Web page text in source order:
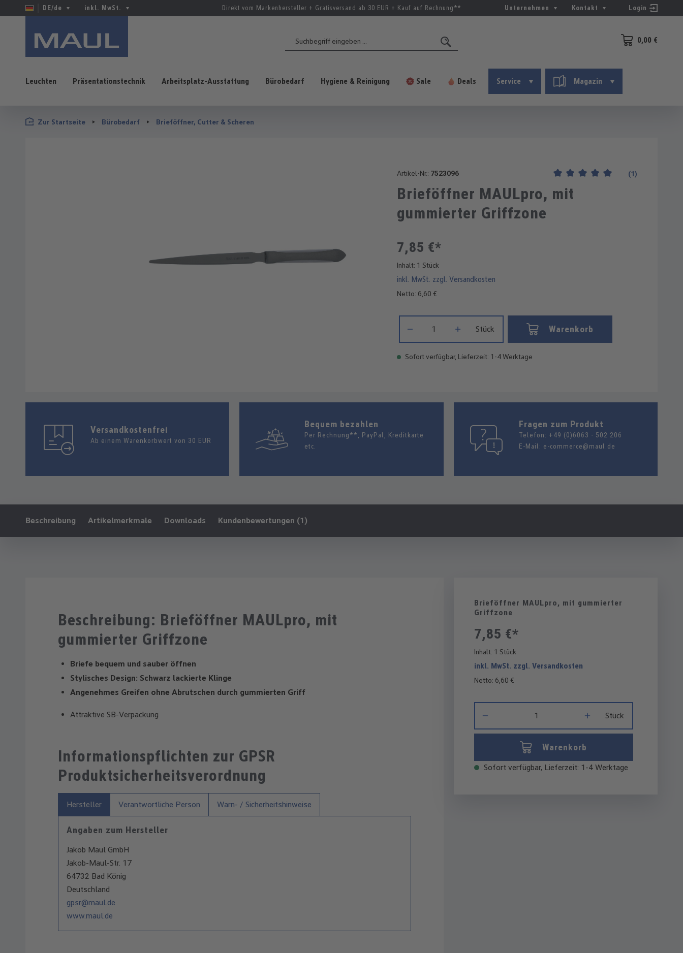
Hauptinhalt springen
Zur Suche springen
Zur Hauptnavigation springen
DE/de inkl. MwSt. Direkt vom Markenhersteller + Gratisversand ab 30 EUR + Kauf auf Rechnung** Unternehmen Kontakt Login
0,00 €
Warenkorb
Leuchten Präsentationstechnik Arbeitsplatz-Ausstattung Bürobedarf Hygiene & Reinigung Sale Service Magazin
Deals
Zur Startseite Bürobedarf Brieföffner, Cutter & Scheren
Artikel-Nr.: 7523096 (1)
Brieföffner MAULpro, mit
gummierter Griffzone
7,85 €*
Inhalt: 1 Stück
inkl. MwSt. zzgl. Versandkosten
Netto: 6,60 €
Stück Warenkorb
Sofort verfügbar, Lieferzeit: 1-4 Werktage
Versandkostenfrei
Ab einem Warenkorbwert von 30 EUR
Bequem bezahlen
Per Rechnung**, PayPal, Kreditkarte
etc.
Fragen zum Produkt
Telefon: +49 (0)6063 - 502 206
E-Mail: e-commerce@maul.de
Ankerlink:
Beschreibung Artikelmerkmale Downloads Kundenbewertungen (1)
Beschreibung: Brieföffner MAULpro, mit
gummierter Griffzone
Briefe bequem und sauber öffnen
Stylisches Design: Schwarz lackierte Klinge
Angenehmes Greifen ohne Abrutschen durch gummierten Griff
Attraktive SB-Verpackung
Informationspflichten zur GPSR
Produktsicherheitsverordnung
Hersteller Verantwortliche Person Warn- / Sicherheitshinweise
Angaben zum Hersteller
Jakob Maul GmbH
Jakob-Maul-Str. 17
64732 Bad König
Deutschland
gpsr@maul.de
www.maul.de
Brieföffner MAULpro, mit gummierter
Griffzone
7,85 €*
Inhalt: 1 Stück
inkl. MwSt. zzgl. Versandkosten
Netto: 6,60 €
Stück
Warenkorb
Sofort verfügbar, Lieferzeit: 1-4 Werktage